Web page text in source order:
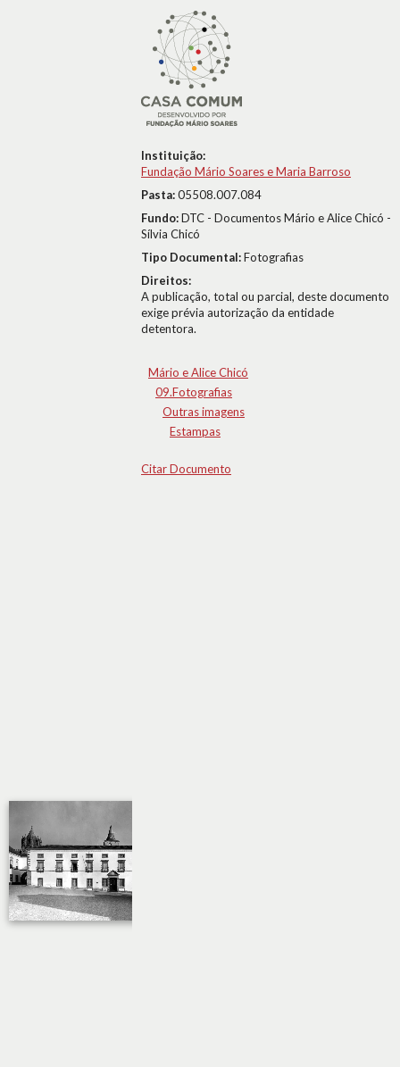
Instituição:
Fundação Mário Soares e Maria Barroso
Pasta:05508.007.084
Fundo:DTC - Documentos Mário e Alice Chicó -
Sílvia Chicó
Tipo Documental:Fotografias
Direitos:
A publicação, total ou parcial, deste documento
exige prévia autorização da entidade
detentora.
Mário e Alice Chicó
09.Fotografias
Outras imagens
Estampas
Citar Documento